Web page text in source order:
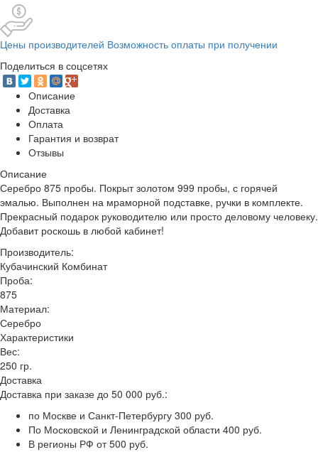
Цены производителей Возможность оплаты при получении
Поделиться в соцсетях
Описание
Доставка
Оплата
Гарантия и возврат
Отзывы
Описание
Серебро 875 пробы. Покрыт золотом 999 пробы, с горячей
эмалью. Выполнен на мраморной подставке, ручки в комплекте.
Прекрасный подарок руководителю или просто деловому человеку.
Добавит роскошь в любой кабинет!
Производитель:
Кубачинский Комбинат
Проба:
875
Материал:
Серебро
Характеристики
Вес:
250 гр.
Доставка
Доставка при заказе до 50 000 руб.:
по Москве и Санкт-Петербургу 300 руб.
По Московской и Ленинградской области 400 руб.
В регионы РФ от 500 руб.